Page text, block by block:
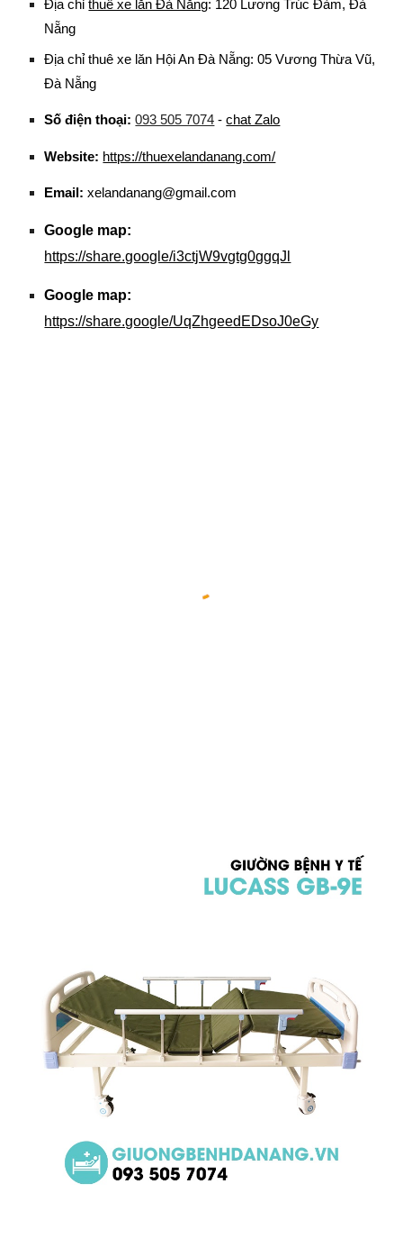
Địa chỉthuê xe lăn Đà Nẵng: 120 Lương Trúc Đàm, Đà
Nẵng
Địa chỉ thuê xe lăn Hội An Đà Nẵng: 05 Vương Thừa Vũ,
Đà Nẵng
Số điện thoại: 093 505 7074 -chat Zalo
Website: https://thuexelandanang.com/
Email: xelandanang@gmail.com
Google map:
https://share.google/i3ctjW9vgtg0ggqJl
Google map:
https://share.google/UqZhgeedEDsoJ0eGy